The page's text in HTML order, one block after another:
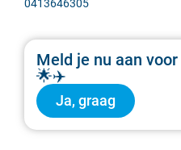
0413646305
Meld je nu aan
🌟✈️
Ja, graag